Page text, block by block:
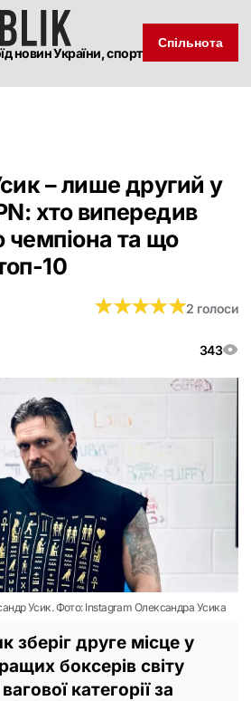
новин України, спорт
Спільнота
– лише другий у
хто випередив
чемпіона та що
10
343
★★★★★
★★★★★2 голоси
Усик. Фото: Instagram Олександра Усика
зберіг друге місце у
боксерів світу
категорії за